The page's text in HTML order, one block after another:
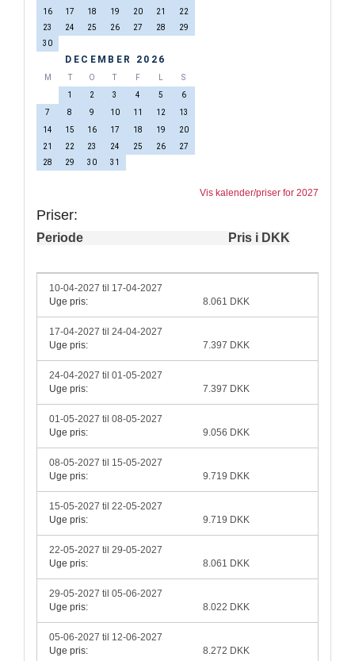
16 17 18 19 20 21
22
23
24 25 26 27 28
29
30
DECEMBER 2026
M T O T F
S
1
2 3 4 5
6
7
8 9 10 11 12
13
14
15 16 17 18 19
20
21
22 23 24 25 26
27
28
29 30 31
Vis kalender/priser for 2027
Priser:
Periode Pris i DKK
10-04-2027 til 17-04-2027
Uge pris:
8.061 DKK
17-04-2027 til 24-04-2027
Uge pris:
7.397 DKK
24-04-2027 til 01-05-2027
Uge pris:
7.397 DKK
01-05-2027 til 08-05-2027
Uge pris:
9.056 DKK
08-05-2027 til 15-05-2027
Uge pris:
9.719 DKK
15-05-2027 til 22-05-2027
Uge pris:
9.719 DKK
22-05-2027 til 29-05-2027
Uge pris:
8.061 DKK
29-05-2027 til 05-06-2027
Uge pris:
8.022 DKK
05-06-2027 til 12-06-2027
Uge pris:
8.272 DKK